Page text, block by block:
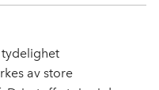
a
b
i
-
t
av store